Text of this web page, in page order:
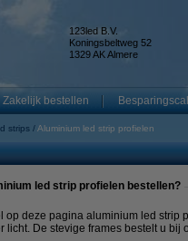
123led B.V.
Koningsbeltweg 52
1329 AK Almere
Zakelijk bestellen
strips Aluminium led strip profielen
led strip profielen bestellen?
op deze pagina aluminium led strip
licht. De stevige frames bestelt u bij